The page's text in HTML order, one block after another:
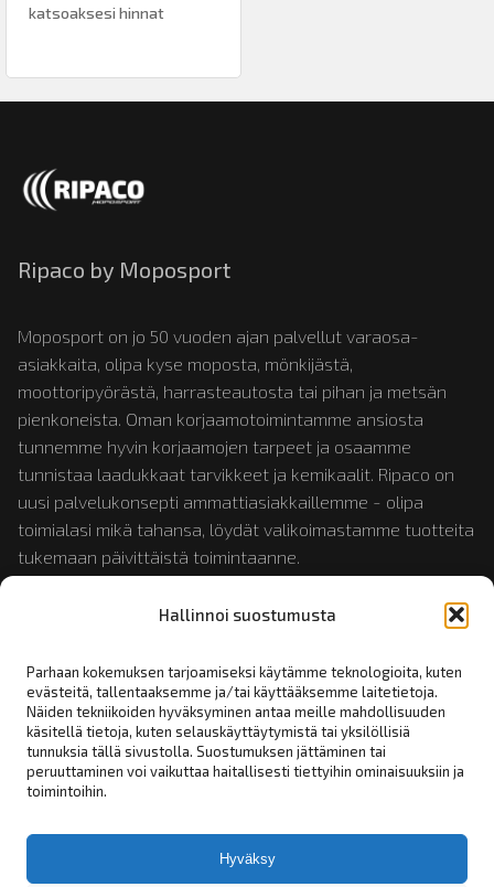
Hallinnoi suostumusta
Parhaan kokemuksen tarjoamiseksi käytämme teknologioita, kuten
evästeitä, tallentaaksemme ja/tai käyttääksemme laitetietoja.
Näiden tekniikoiden hyväksyminen antaa meille mahdollisuuden
käsitellä tietoja, kuten selauskäyttäytymistä tai yksilöllisiä
tunnuksia tällä sivustolla. Suostumuksen jättäminen tai
peruuttaminen voi vaikuttaa haitallisesti tiettyihin ominaisuuksiin ja
toimintoihin.
Hyväksy
katsoaksesi hinnat
Ripaco by Moposport
Moposport on jo 50 vuoden ajan palvellut varaosa-
asiakkaita, olipa kyse moposta, mönkijästä,
moottoripyörästä, harrasteautosta tai pihan ja metsän
pienkoneista. Oman korjaamotoimintamme ansiosta
tunnemme hyvin korjaamojen tarpeet ja osaamme
tunnistaa laadukkaat tarvikkeet ja kemikaalit. Ripaco on
uusi palvelukonsepti ammattiasiakkaillemme - olipa
toimialasi mikä tahansa, löydät valikoimastamme tuotteita
tukemaan päivittäistä toimintaanne.
mopotukku.fijamoposport.fi
Linkit:
Yhteystiedot
Tilaus- toimitus- ja myyntiehdot